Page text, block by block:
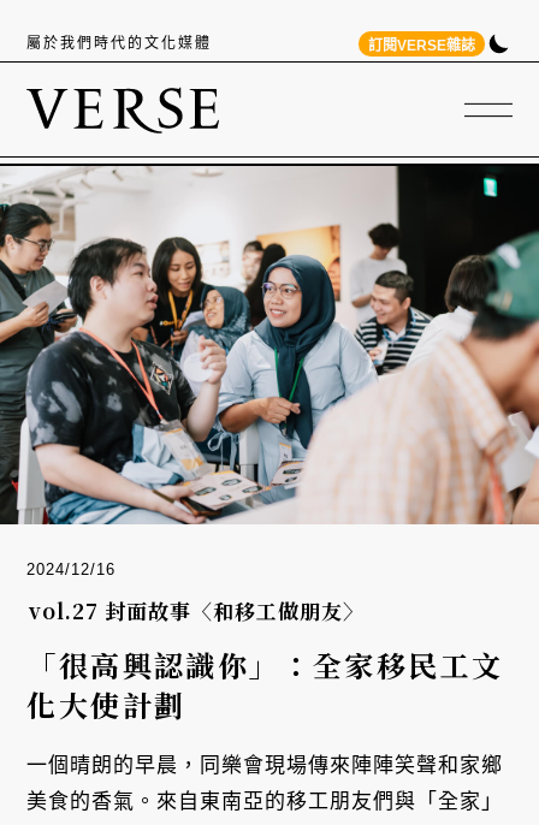
屬於我們時代的文化媒體 訂閱VERSE雜誌
2024/12/16
vol.27 封面故事〈和移工做朋友〉
「很高興認識你」：全家移民工文
化大使計劃
一個晴朗的早晨，同樂會現場傳來陣陣笑聲和家鄉
美食的香氣。來自東南亞的移工朋友們與「全家」